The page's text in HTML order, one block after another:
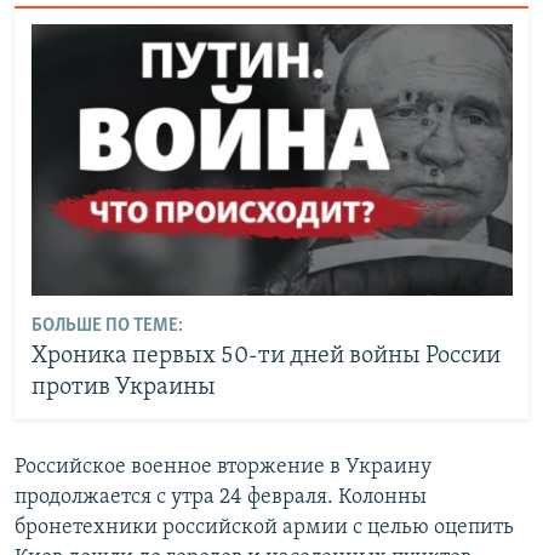
БОЛЬШЕ ПО ТЕМЕ:
Хроника первых 50-ти дней войны России
против Украины
Российское военное вторжение в Украину
продолжается с утра 24 февраля. Колонны
бронетехники российской армии с целью оцепить